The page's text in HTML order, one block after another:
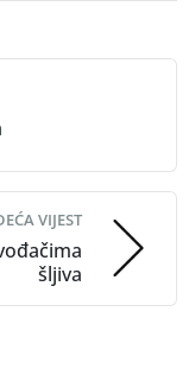
VIJEST
šljiva